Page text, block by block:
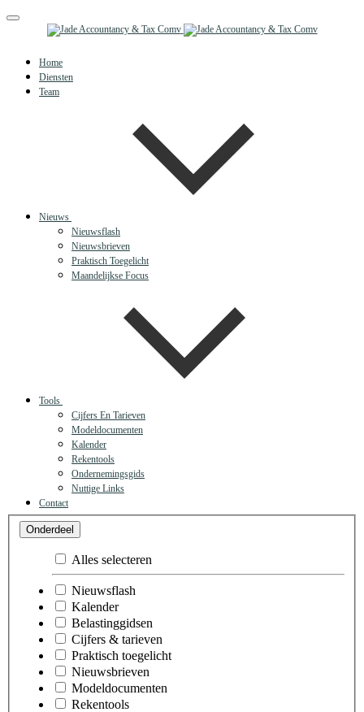
Toggle
navigation
Home
Diensten
Team
Nieuws
Nieuwsflash
Nieuwsbrieven
Praktisch Toegelicht
Maandelijkse Focus
Tools
Cijfers En Tarieven
Modeldocumenten
Kalender
Rekentools
Ondernemingsgids
Nuttige Links
Contact
Maandelijkse
focus
Onderdeel
Alles selecteren
Nieuwsflash
Kalender
Belastinggidsen
Cijfers & tarieven
Praktisch toegelicht
Nieuwsbrieven
Modeldocumenten
Rekentools